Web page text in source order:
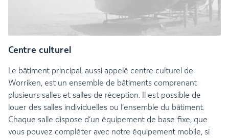
Centre culturel
Le bâtiment principal, aussi appelé centre culturel de
Worriken, est un ensemble de bâtiments comprenant
plusieurs salles et salles de réception. Il est possible de
louer des salles individuelles ou l’ensemble du bâtiment.
Chaque salle dispose d’un équipement de base fixe, que
vous pouvez compléter avec notre équipement mobile, si